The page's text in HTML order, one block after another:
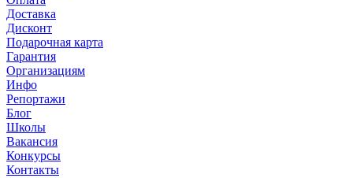
Доставка
Дисконт
Подарочная карта
Гарантия
Организациям
Инфо
Репортажи
Блог
Школы
Вакансия
Конкурсы
Контакты